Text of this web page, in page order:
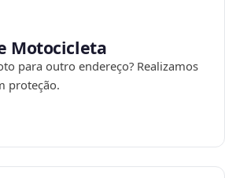
Motocicleta
para outro endereço? Realizamos
proteção.